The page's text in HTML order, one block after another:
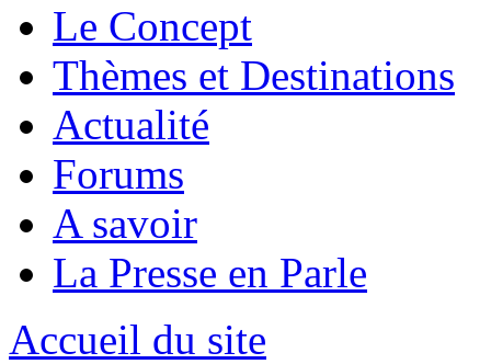
Le Concept
Thèmes et Destinations
Actualité
Forums
A savoir
La Presse en Parle
Accueil du site